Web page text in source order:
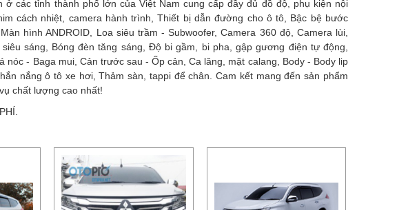
các tỉnh thành phố lớn của Việt Nam cung cấp đầy đủ đồ độ, phụ kiện nội
cách nhiệt, camera hành trình, Thiết bị dẫn đường cho ô tô, Bậc bệ bước
hình ANDROID, Loa siêu trầm - Subwoofer, Camera 360 độ, Camera lùi,
sáng, Bóng đèn tăng sáng, Độ bi gầm, bi pha, gập gương điện tự động,
nóc - Baga mui, Cản trước sau - Ốp cản, Ca lăng, mặt calang, Body - Body lip
nắng ô tô xe hơi, Thảm sàn, tappi để chân. Cam kết mang đến sản phẩm
chất lượng cao nhất!